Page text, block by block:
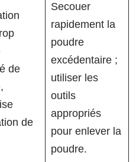
de
de
Secouer
rapidement la
poudre
excédentaire ;
utiliser les
outils
appropriés
pour enlever la
poudre.